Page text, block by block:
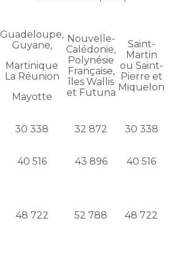
Guadeloupe,
Guyane,
Martinique
La Réunion
Mayotte
Nouvelle-
Calédonie,
Polynésie
Française,
îles Wallis
et Futuna
Saint-
Martin
ou Saint-
Pierre et
Miquelon
30 338 32 872 30 338
40 516 43 896 40 516
48 722 52 788 48 722